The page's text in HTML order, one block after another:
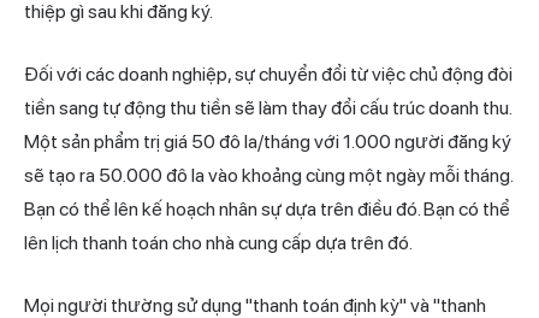
thiệp gì sau khi đăng ký.
Đối với các doanh nghiệp, sự chuyển đổi từ việc chủ động đòi
tiền sang tự động thu tiền sẽ làm thay đổi cấu trúc doanh thu.
Một sản phẩm trị giá 50 đô la/tháng với 1.000 người đăng ký
sẽ tạo ra 50.000 đô la vào khoảng cùng một ngày mỗi tháng.
Bạn có thể lên kế hoạch nhân sự dựa trên điều đó. Bạn có thể
lên lịch thanh toán cho nhà cung cấp dựa trên đó.
Mọi người thường sử dụng "thanh toán định kỳ" và "thanh